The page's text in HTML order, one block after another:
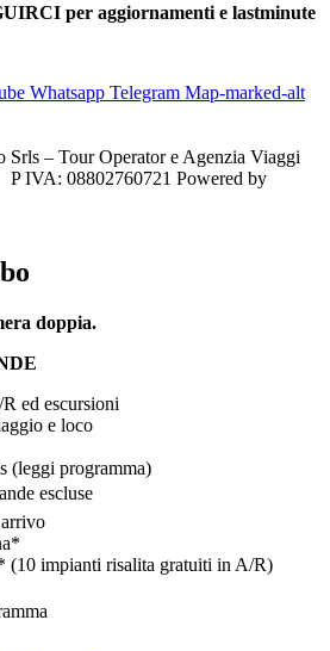
per aggiornamenti e lastminute
Whatsapp Telegram Map-marked-alt
– Tour Operator e Agenzia Viaggi
P IVA: 08802760721 Powered by
doppia.
ed escursioni
e loco
(leggi programma)
escluse
(10 impianti risalita gratuiti in A/R)